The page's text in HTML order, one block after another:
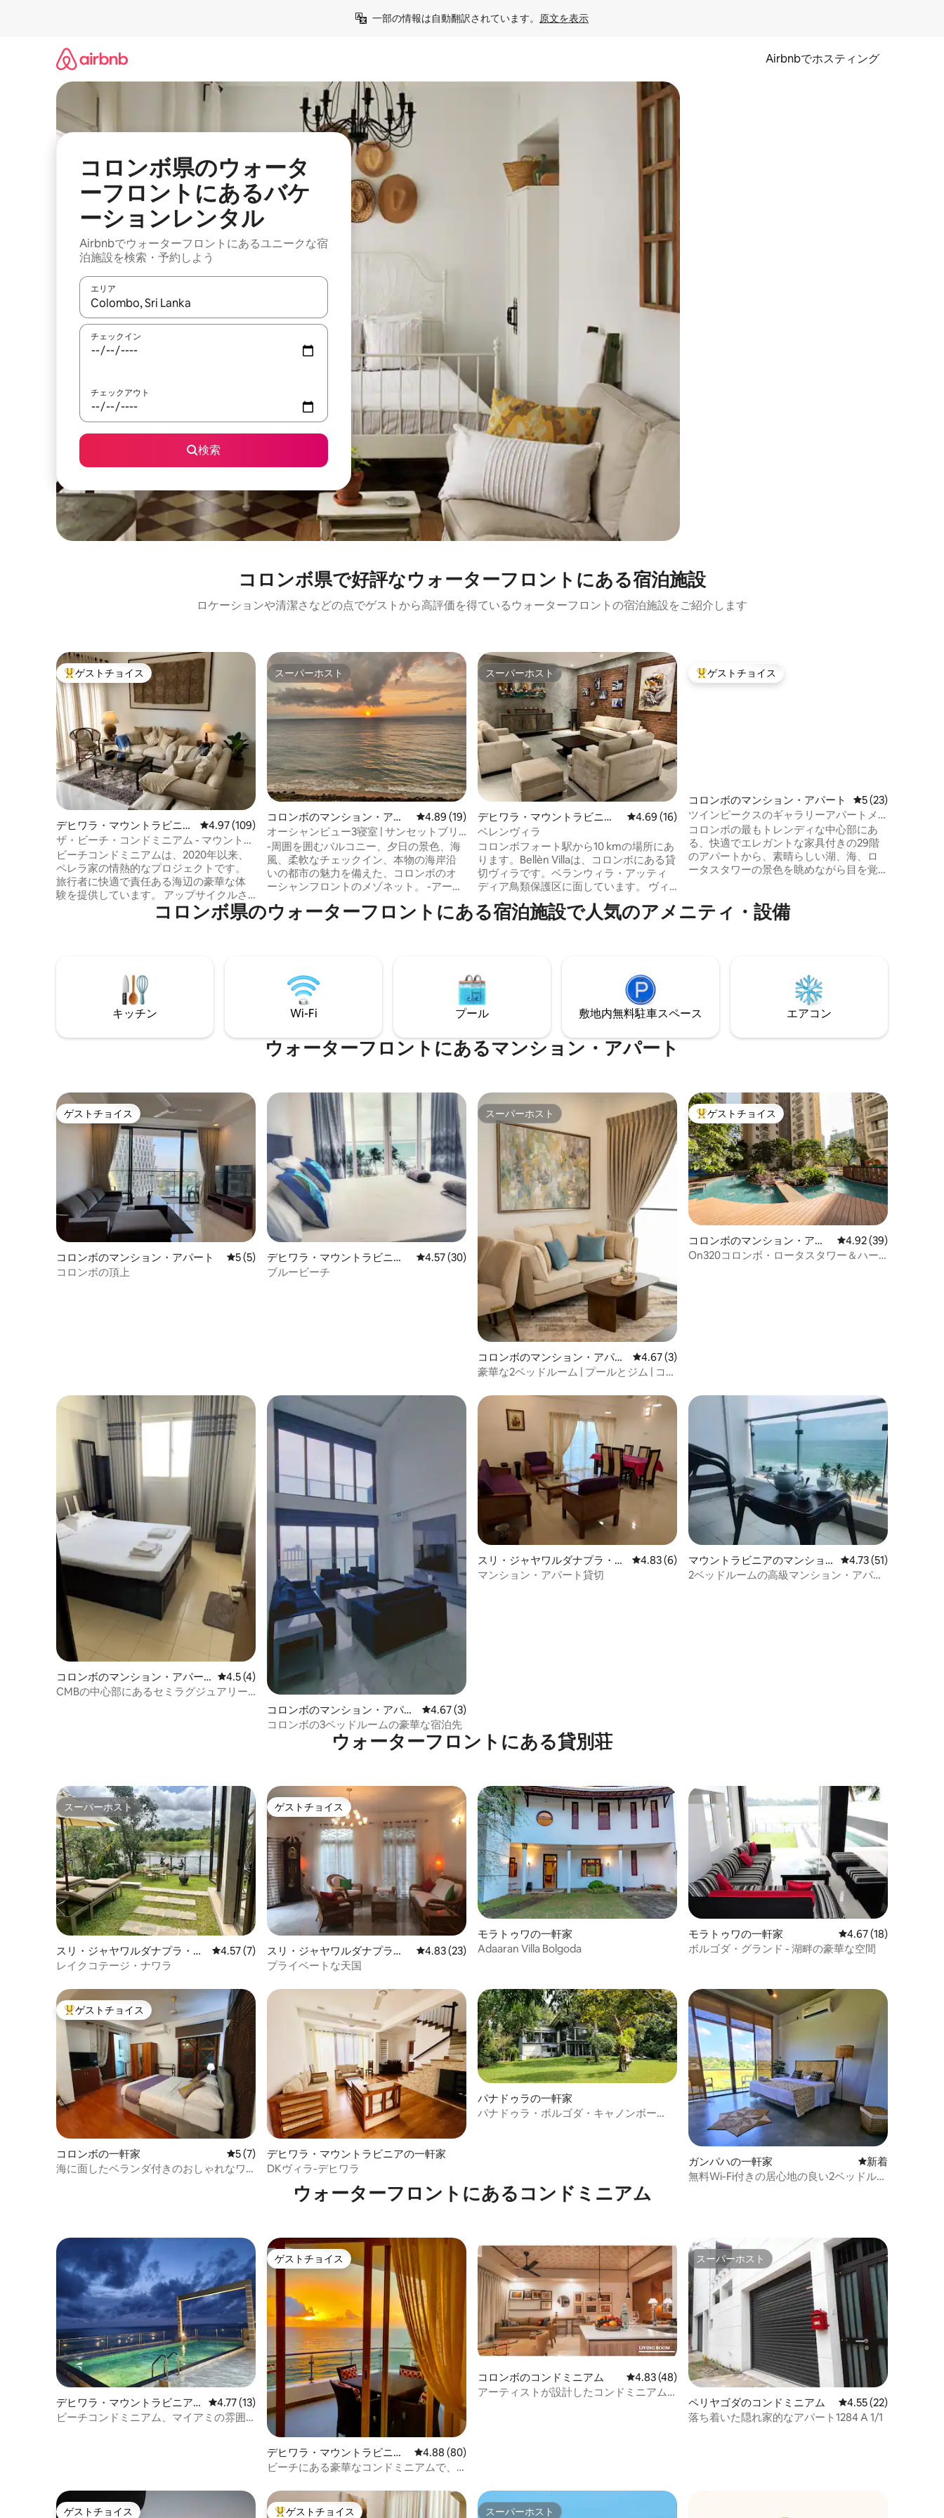
一部の情報は自動翻訳されています。 原文を表示
Airbnbでホスティング
コロンボ県のウォータ
ーフロントにあるバケ
ーションレンタル
Airbnbでウォーターフロントにあるユニークな宿
泊施設を検索・予約しよう
エリア
検索結果が表示されたら、上下の矢印キーを使って移動するか、画面をタッチまたはスワイプして検索結果を確認することができます。
チェックイン
チェックアウト
検索
コロンボ県で好評なウォーターフロントにある宿泊施設
ロケーションや清潔さなどの点でゲストから高評価を得ているウォーターフロントの宿泊施設をご紹介します
大好評のゲストチョイスです。
ゲストチョイス
デヒワラ・マウントラビニア
の別荘
レビュー109件、5つ星中4.97つ星の平均評価
4.97 (109)
ザ・ビーチ・コンドミニアム - マウント・
ラビニア
ビーチコンドミニアムは、2020年以来、
ペレラ家の情熱的なプロジェクトです。
旅行者に快適で責任ある海辺の豪華な体
験を提供しています。 アップサイクルさ
れた地元の家具、アート、本で丁寧にス
タイリングされており、ベッドとバスの
ンジ、コンロ、冷蔵庫と冷凍庫、24時間
365日対応のバックアップ発電機、24時間
365日対応のセキュリティ、エレベーター
が備わっています。 スロートラベルをお
すすめしていますので、最低2泊以上ご予
約ください！
スーパーホスト
スーパーホスト
コロンボのマンション・アパ
ート
レビュー19件、5つ星中4.89つ星の平均評価
4.89 (19)
オーシャンビュー3寝室 | サンセットブリ
ーズ | フレックスチェックイン/チェック
アウト
-周囲を囲むバルコニー、夕日の景色、海
風、柔軟なチェックイン、本物の海岸沿
いの都市の魅力を備えた、コロンボのオ
ーシャンフロントのメゾネット。 -アーリ
に対応しています👍 -キーレススマートロ
いに位置し、レストラン、スーパー、薬
局、交通機関に近いです。 -インド洋の音
で眠りにつき、岩に打ち寄せる波で目覚
めましょう。海の景色をお楽しみくださ
スーパーホスト
スーパーホスト
デヒワラ・マウントラビニア
の一軒家
レビュー16件、5つ星中4.69つ星の平均評価
4.69 (16)
ベレンヴィラ
コロンボフォート駅から10 kmの場所にあ
ります。Bellèn Villaは、コロンボにある貸
切ヴィラです。ベランウィラ・アッティ
ディア鳥類保護区に面しています。 ヴィ
ラには3つの寝室、2つのシーティングエ
リア、衛星テレビ、設備の整ったキッチ
ベランウィラ・ヴィハラ・ロイヤル寺院
とサイクリング/ジョギングトラックまで
徒歩圏内です。 マウントラビニアビーチ
まで6 km。主要なバス路線まで徒歩2分。
大好評のゲストチョイスです。
ゲストチョイス
コロンボのマンション・アパート レビュー23件、5
5 (23)
ツインピークスのギャラリーアパートメ
ント
コロンボの最もトレンディな中心部にあ
る、快適でエレガントな家具付きの29階
のアパートから、素晴らしい湖、海、ロ
ータスタワーの景色を眺めながら目を覚
級ホテル、病院、スーパーマーケットま
で徒歩で行けます。魅力的な地元のアー
お楽しみください。設備には、インフィ
ニティプール、ジム、サウナ、ヨガルー
ム、お子様用プレイエリア、ゲームルー
ム、ビジネスセンターがあります。
コロンボ県のウォーターフロントにある宿泊施設で人気のアメニティ・設備
キッチン Wi-Fi プール 敷地内無料駐⁠車ス⁠ペ⁠ー⁠ス エアコン
ウォーターフロントにあるマンション・アパート
ゲストチョイス
ゲストチョイス
コロンボのマンション・アパート レビュー5件、5つ星中5つ星の平均評価
5 (5)
コロンボの頂上
デヒワラ・マウントラビニア
のマンション・アパート
レビュー30件、5つ星中4.57つ星の平均評価
4.57 (30)
ブルービーチ
スーパーホスト
スーパーホスト
コロンボのマンション・アパー
ト
レビュー3件、5つ星中4.67つ星の平均評価
4.67 (3)
豪華な2ベッドルーム | プールとジム | コロ
大好評のゲストチョイスです。
ゲストチョイス
コロンボのマンション・アパ
ート
レビュー39件、5つ星
4.92 (39)
On320コロンボ・ロータスタワー＆ハー
コロンボのマンション・アパー
ト
レビュー4件、5つ星中4.5つ星の平均評価
4.5 (4)
CMBの中心部にあるセミラグジュアリー
コロンボのマンション・アパー
ト
レビュー3件、5つ星中4.67つ星の平均評価
4.67 (3)
コロンボの3ベッドルームの豪華な宿泊先
スリ・ジャヤワルダナプラ・コ
ッテのマンション・アパート
レビュー6件、5つ星中4.83つ星の平均評価
4.83 (6)
マンション・アパート貸切
マウントラビニアのマンショ
ン・アパート
レビュー51件、5つ
4.73 (51)
2ベッドルームの高級マンション・アパー
ウォーターフロントにある貸別荘
スーパーホスト
スーパーホスト
スリ・ジャヤワルダナプラ・コ
ッテの一軒家
レビュー7件、5つ星中4.57つ星の平均評価
4.57 (7)
レイクコテージ・ナワラ
ゲストチョイス
ゲストチョイス
スリ・ジャヤワルダナプラ・
コッテの一軒家
レビュー23件、5つ星中4.83つ星の平均評価
4.83 (23)
プライベートな天国
モラトゥワの一軒家
Adaaran Villa Bolgoda
モラトゥワの一軒家 レビュー18件、5つ
4.67 (18)
ボルゴダ・グランド - 湖畔の豪華な空間
大好評のゲストチョイスです。
ゲストチョイス
コロンボの一軒家 レビュー7件、5つ星中5つ星の平均評価
5 (7)
海に面したベランダ付きのおしゃれなワ
デヒワラ・マウントラビニアの一軒家
DKヴィラ-デヒワラ
パナドゥラの一軒家
パナドゥラ・ボルゴダ・キャノンボー
ガンパハの一軒家 新しい宿泊先
新着
無料Wi-Fi付きの居心地の良い2ベッドルー
ウォーターフロントにあるコンドミニアム
デヒワラ・マウントラビニア
のコンドミニアム
レビュー13件、5つ星中4.77つ星の平均評価
4.77 (13)
ビーチコンドミニアム、マイアミの雰囲
ゲストチョイス
ゲストチョイス
デヒワラ・マウントラビニア
のコンドミニアム
レビュー80件、5つ星中4.88つ星の平均評価
4.88 (80)
ビーチにある豪華なコンドミニアムで、
コロンボのコンドミニアム レビュー48件、5つ星中4.83つ星の平均評価
4.83 (48)
アーティストが設計したコンドミニアム
スーパーホスト
スーパーホスト
ペリヤゴダのコンドミニアム レビュー22件、5つ
4.55 (22)
落ち着いた隠れ家的なアパート1284 A 1/1
ゲストチョイス ゲストチョイス スーパーホスト